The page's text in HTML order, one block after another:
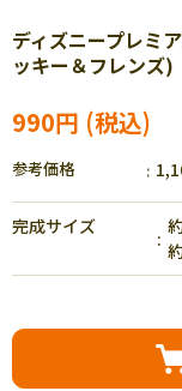
ディズニープレミ
ッキー＆フレン
990円
参考価格
完成サイズ